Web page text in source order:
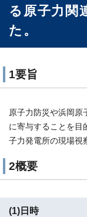
る原子力関
た。
1要旨
原子力防災や浜岡原
に寄与することを目
子力発電所の現場視
2概要
(1)日時